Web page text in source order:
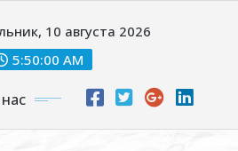
10 августа 2026
5:50:01 AM